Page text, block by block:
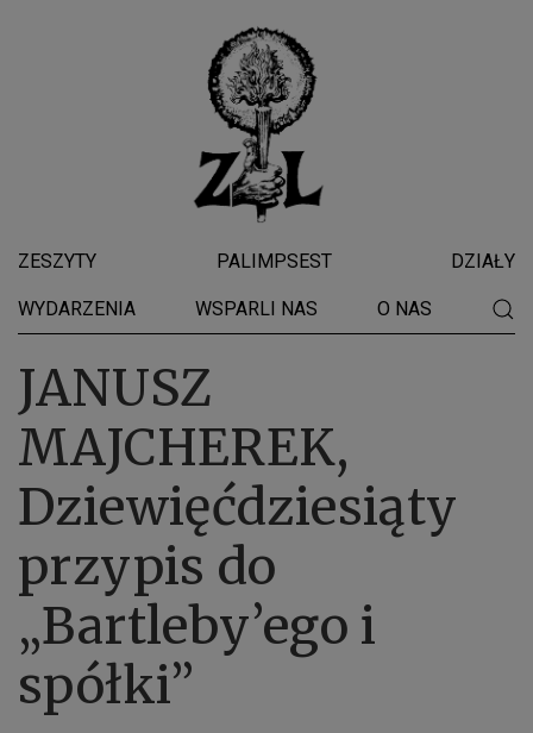
ZESZYTY PALIMPSEST DZIAŁY
WYDARZENIA WSPARLI NAS O NAS
JANUSZ
MAJCHEREK,
Dziewięćdziesiąty
przypis do
„Bartleby’ego i
spółki”